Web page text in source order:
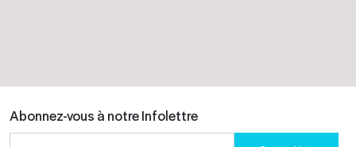
Abonnez-vous à notre Infolettre